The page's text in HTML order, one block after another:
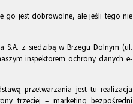
go jest dobrowolne, ale jeśli tego nie
S.A. z siedzibą w Brzegu Dolnym (ul.
inspektorem ochrony danych e-
przetwarzania jest tu realizacja
trzeciej – marketing bezpośredni